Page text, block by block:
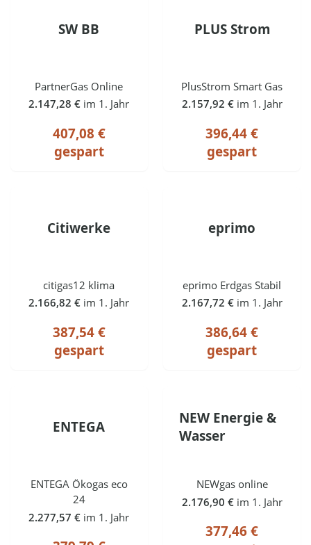
SW BB
PartnerGas Online
2.147,28 € im 1. Jahr
407,08 €
gespart
PLUS Strom
PlusStrom Smart Gas
2.157,92 € im 1. Jahr
396,44 €
gespart
Citiwerke
citigas12 klima
2.166,82 € im 1. Jahr
387,54 €
gespart
eprimo
eprimo Erdgas Stabil
2.167,72 € im 1. Jahr
386,64 €
gespart
ENTEGA
ENTEGA Ökogas eco
24
2.277,57 € im 1. Jahr
NEW Energie &
Wasser
NEWgas online
2.176,90 € im 1. Jahr
377,46 €